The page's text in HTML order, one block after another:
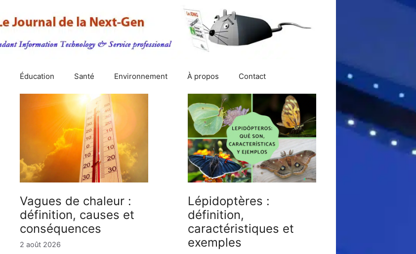
Éducation Santé Environnement À propos Contact
Vagues de chaleur :
définition, causes et
conséquences
2 août 2026
Lépidoptères :
définition,
caractéristiques et
exemples